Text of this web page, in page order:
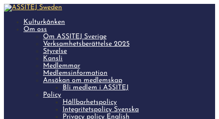
Kulturkånken
Om oss
Om ASSITEJ Sverige
Verksamhetsberättelse 2025
Styrelse
Kansli
Medlemmar
Medlemsinformation
Ansökan om medlemskap
Bli medlem i ASSITEJ
Policy
Hållbarhetspolicy
Integritetspolicy Svenska
Privacy policy English